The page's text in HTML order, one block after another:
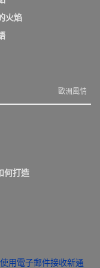
火焰
歐洲風情
何打造
用電子郵件接收新通